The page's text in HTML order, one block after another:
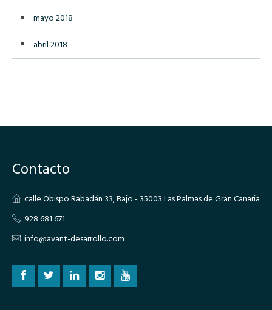
mayo 2018
abril 2018
Contacto
calle Obispo Rabadán 33, Bajo - 35003 Las Palmas de Gran Canaria
928 681 671
info@avant-desarrollo.com